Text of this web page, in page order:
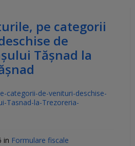
pe categorii
de
Tăşnad la
categorii-de-venituri-deschise-
Tasnad-la-Trezoreria-
in Formulare fiscale